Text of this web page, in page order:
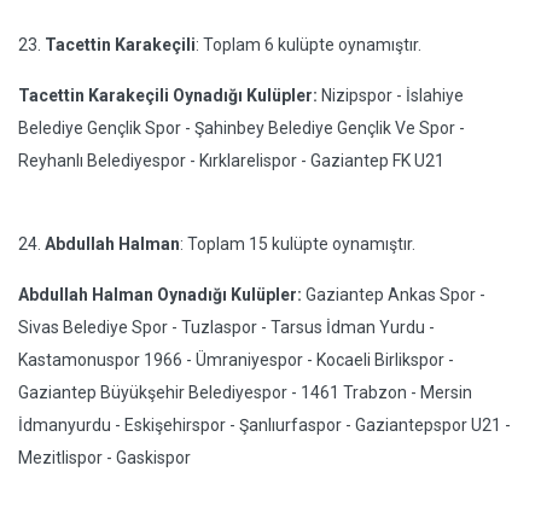
23. Tacettin Karakeçili: Toplam 6 kulüpte oynamıştır.
Tacettin Karakeçili Oynadığı Kulüpler: Nizipspor - İslahiye
Belediye Gençlik Spor - Şahinbey Belediye Gençlik Ve Spor -
Reyhanlı Belediyespor - Kırklarelispor - Gaziantep FK U21
24. Abdullah Halman: Toplam 15 kulüpte oynamıştır.
Abdullah Halman Oynadığı Kulüpler: Gaziantep Ankas Spor -
Sivas Belediye Spor - Tuzlaspor - Tarsus İdman Yurdu -
Kastamonuspor 1966 - Ümraniyespor - Kocaeli Birlikspor -
Gaziantep Büyükşehir Belediyespor - 1461 Trabzon - Mersin
İdmanyurdu - Eskişehirspor - Şanlıurfaspor - Gaziantepspor U21 -
Mezitlispor - Gaskispor